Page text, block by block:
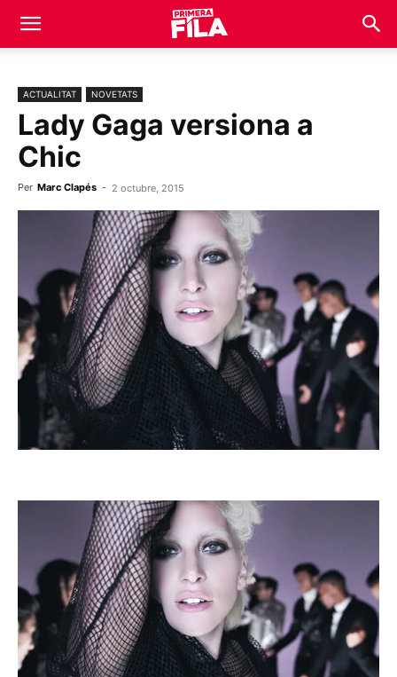
ACTUALITAT NOVETATS
Lady Gaga versiona a
Chic
Per Marc Clapés - 2 octubre, 2015